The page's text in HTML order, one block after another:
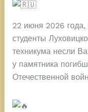
22 июня 2026 года,
студенты
техникума несли
у памятника
Отечественной